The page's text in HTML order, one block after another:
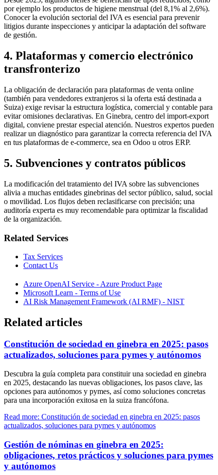
por ejemplo los productos de higiene menstrual (del 8,1% al 2,6%).
Conocer la evolución sectorial del IVA es esencial para prevenir
litigios durante inspecciones y anticipar la adaptación del software
de gestión.
4. Plataformas y comercio electrónico
transfronterizo
La obligación de declaración para plataformas de venta online
(también para vendedores extranjeros si la oferta está destinada a
Suiza) exige revisar la estructura logística, comercial y contable para
evitar omisiones declarativas. En Ginebra, centro del import-export
digital, conviene prestar especial atención. Nuestros expertos pueden
realizar un diagnóstico para garantizar la correcta referencia del IVA
en tus plataformas de e-commerce, sea en Odoo u otros ERP.
5. Subvenciones y contratos públicos
La modificación del tratamiento del IVA sobre las subvenciones
alivia a muchas entidades ginebrinas del sector público, salud, social
o movilidad. Los flujos deben reclasificarse con precisión; una
auditoría experta es muy recomendable para optimizar la fiscalidad
de la organización.
Related Services
Tax Services
Contact Us
Azure OpenAI Service - Azure Product Page
Microsoft Learn - Terms of Use
AI Risk Management Framework (AI RMF) - NIST
Related articles
Constitución de sociedad en ginebra en 2025: pasos
actualizados, soluciones para pymes y autónomos
Descubra la guía completa para constituir una sociedad en ginebra
en 2025, destacando las nuevas obligaciones, los pasos clave, las
opciones para autónomos y pymes, así como soluciones concretas
para una incorporación exitosa en la suiza francófona.
Read more: Constitución de sociedad en ginebra en 2025: pasos
actualizados, soluciones para pymes y autónomos
Gestión de nóminas en ginebra en 2025:
obligaciones, retos prácticos y soluciones para pymes
y autónomos